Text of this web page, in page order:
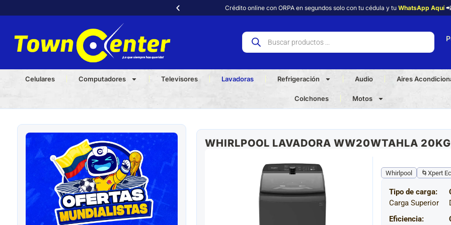
Crédito online con ORPA en segundos solo con tu cédula y tu WhatsApp Aquí
Celulares Computadores Televisores Lavadoras Refrigeración Audio Aires
Colchones Motos
WHIRLPOOL LAVADORA WW20WTAHLA 20KG
Whirlpool 🌀Xpert
Tipo de carga:
Carga Superior
Eficiencia: